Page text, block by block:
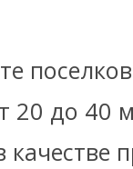
20 до 40